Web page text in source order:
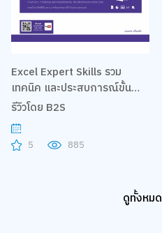
Excel Expert Skills รวม
เทคนิค และประสบการณ์ขั้น
Advance จากมืออาชีพตัวจริง
รีวิวโดย B2S
5 885
ดูทั้งหมด